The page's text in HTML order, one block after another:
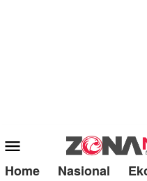
Mobile
Menu
Home Nasional